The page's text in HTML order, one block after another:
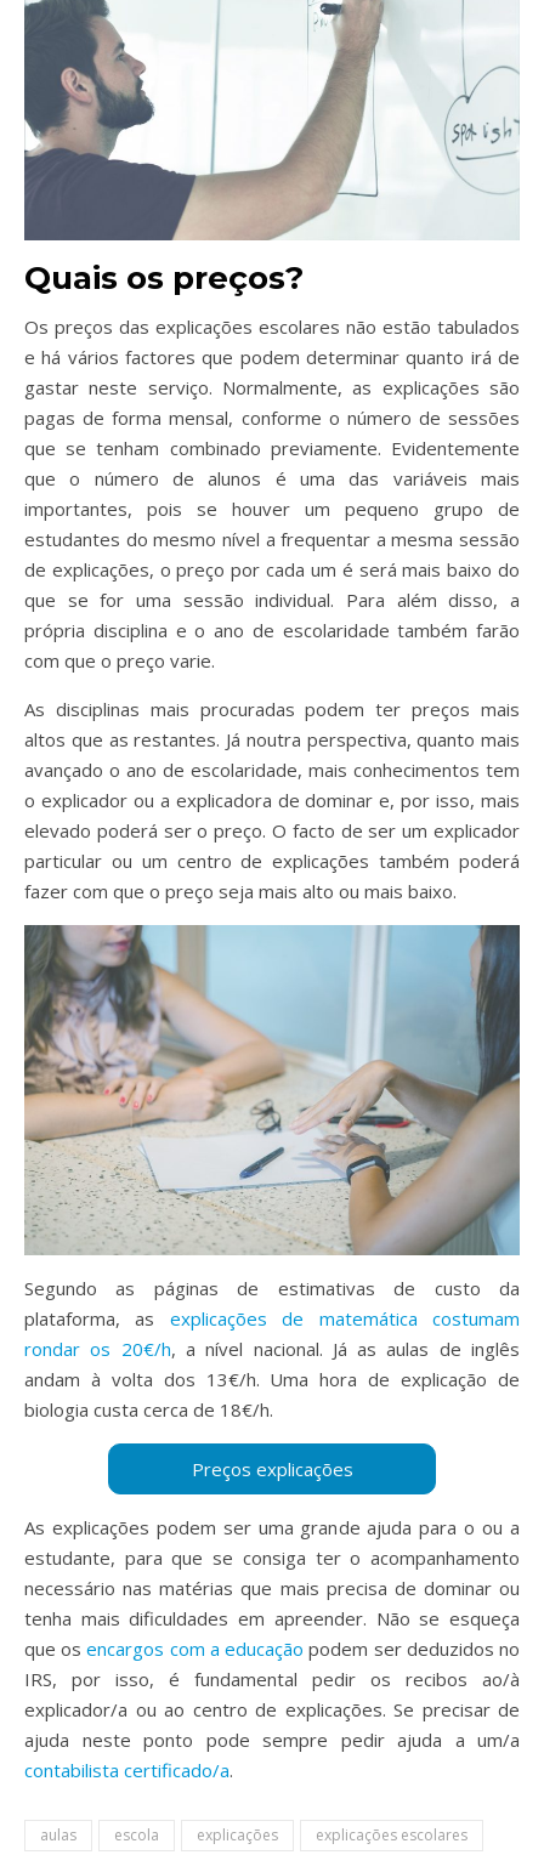
Quais os preços?
Os preços das explicações escolares não estão tabulados
e há vários factores que podem determinar quanto irá de
gastar neste serviço. Normalmente, as explicações são
pagas de forma mensal, conforme o número de sessões
que se tenham combinado previamente. Evidentemente
que o número de alunos é uma das variáveis mais
importantes, pois se houver um pequeno grupo de
estudantes do mesmo nível a frequentar a mesma sessão
de explicações, o preço por cada um é será mais baixo do
que se for uma sessão individual. Para além disso, a
própria disciplina e o ano de escolaridade também farão
com que o preço varie.
As disciplinas mais procuradas podem ter preços mais
altos que as restantes. Já noutra perspectiva, quanto mais
avançado o ano de escolaridade, mais conhecimentos tem
o explicador ou a explicadora de dominar e, por isso, mais
elevado poderá ser o preço. O facto de ser um explicador
particular ou um centro de explicações também poderá
fazer com que o preço seja mais alto ou mais baixo.
Segundo as páginas de estimativas de custo da
plataforma, as explicações de matemática costumam
rondar os 20€/h, a nível nacional. Já as aulas de inglês
andam à volta dos 13€/h. Uma hora de explicação de
biologia custa cerca de 18€/h.
As explicações podem ser uma grande ajuda para o ou a
estudante, para que se consiga ter o acompanhamento
necessário nas matérias que mais precisa de dominar ou
tenha mais dificuldades em apreender. Não se esqueça
que osencargos com a educaçãopodem ser deduzidos no
IRS, por isso, é fundamental pedir os recibos ao/à
explicador/a ou ao centro de explicações. Se precisar de
ajuda neste ponto pode sempre pedir ajuda a um/a
contabilista certificado/a.
aulas escola explicações
explicações escolares